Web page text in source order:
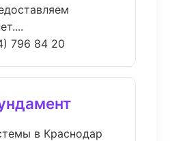
796 84 20
в Краснодар